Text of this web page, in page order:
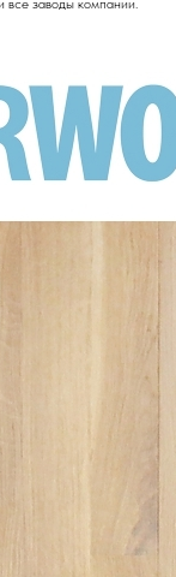
все заводы компании.